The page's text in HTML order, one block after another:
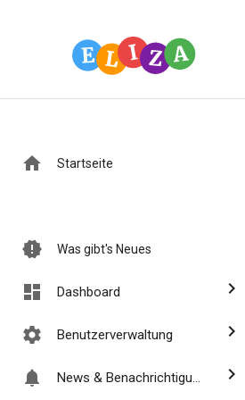
home Startseite
new_releases Was gibt's Neues
dashboard Dashboard chevron_right
settings Benutzerverwaltung chevron_right
notifications News & Benachrichtigungen chevron_right